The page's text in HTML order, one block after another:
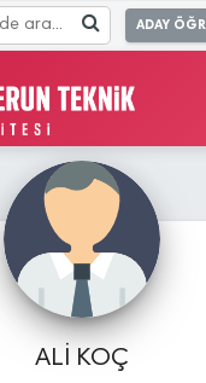
ADAY
ALİ KOÇ